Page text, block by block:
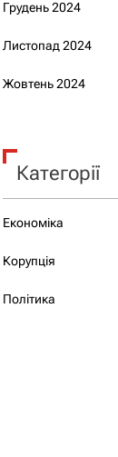
Грудень 2024
Листопад 2024
Жовтень 2024
Категорії
Економіка
Корупція
Політика